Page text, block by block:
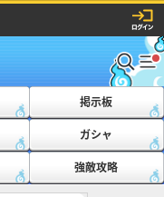
掲示板
ガシャ
強敵攻略